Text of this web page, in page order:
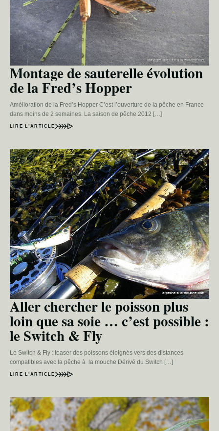
Montage de sauterelle évolution
de la Fred’s Hopper
Amélioration de la Fred’s Hopper C’est l’ouverture de la pêche en France
dans moins de 2 semaines. La saison de pêche 2012 […]
LIRE L’ARTICLE
Aller chercher le poisson plus
loin que sa soie … c’est possible :
le Switch & Fly
Le Switch & Fly : teaser des poissons éloignés vers des distances
compatibles avec la pêche à la mouche Dérivé du Switch […]
LIRE L’ARTICLE